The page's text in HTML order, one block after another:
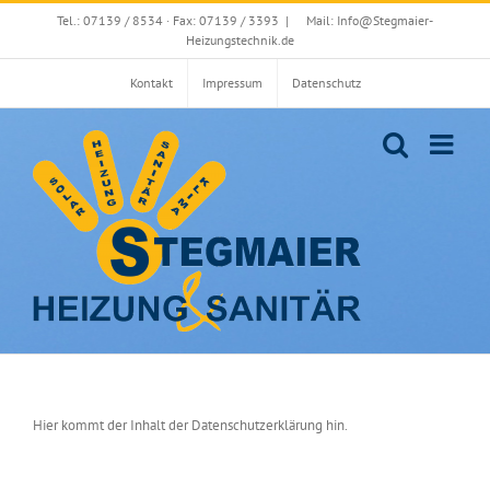
Zum
Tel.: 07139 / 8534 · Fax: 07139 / 3393 |
Mail: Info@Stegmaier-
Heizungstechnik.de
Kontakt Impressum Datenschutz
Hier kommt der Inhalt der Datenschutzerklärung hin.